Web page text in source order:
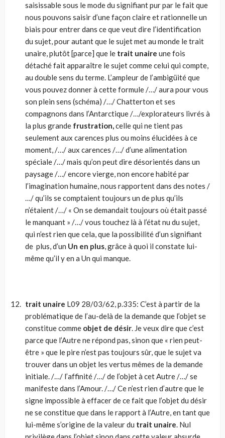
saisissable sous le mode du signifiant pur par le fait que
nous pouvons saisir d’une façon claire et rationnelle un
biais pour entrer dans ce que veut dire l’identification
du sujet, pour autant que le sujet met au monde le trait
unaire, plutôt [parce] que le trait unaire une fois
détaché fait apparaître le sujet comme celui qui compte,
au double sens du terme. L’ampleur de l’ambigüité que
vous pouvez donner à cette formule /…/ aura pour vous
son plein sens (schéma) /…/ Chatterton et ses
compagnons dans l’Antarctique /…/explorateurs livrés à
la plus grande frustration,celle qui ne tient pas
seulement aux carences plus ou moins élucidées à ce
moment, /…/ aux carences /…/ d’une alimentation
spéciale /…/ mais qu’on peut dire désorientés dans un
paysage /…/ encore vierge, non encore habité par
l’imagination humaine, nous rapportent dans des notes /
…/ qu’ils se comptaient toujours un de plus qu’ils
n’étaient /…/ « On se demandait toujours où était passé
le manquant » /…/ vous touchez là à l’état nu du sujet,
qui n’est rien que cela, que la possibilité d’un signifiant
de plus, d’un Un en plus, grâce à quoi il constate lui-
même qu’il y en a Un qui manque.
trait unaire L09 28/03/62, p.335: C’est à partir de la
problématique de l’au-delà de la demande que l’objet se
constitue comme objet de désir. Je veux dire que c’est
parce que l’Autre ne répond pas, sinon que « rien peut-
être » que le pire n’est pas toujours sûr, que le sujet va
trouver dans un objet les vertus mêmes de la demande
initiale. /…/ l’affinité /…/ de l’objet à cet Autre /…/ se
manifeste dans l’Amour. /…/ Ce n’est rien d’autre que le
signe impossible à effacer de ce fait que l’objet du désir
ne se constitue que dans le rapport à l’Autre, en tant que
lui-même s’origine de la valeur du trait unaire. Nul